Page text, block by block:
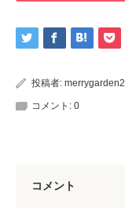
投稿者: merrygarden2
コメント: 0
コメント